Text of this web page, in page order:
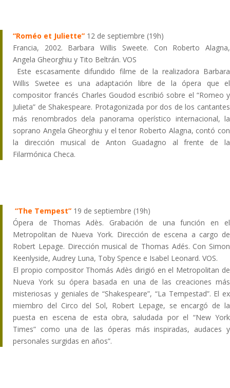
“Roméo et Juliette” 12 de septiembre (19h)
Francia, 2002. Barbara Willis Sweete. Con Roberto Alagna,
Angela Gheorghiu y Tito Beltrán. VOS
Este escasamente difundido filme de la realizadora Barbara
Willis Swetee es una adaptación libre de la ópera que el
compositor francés Charles Goudod escribió sobre el “Romeo y
Julieta” de Shakespeare. Protagonizada por dos de los cantantes
más renombrados dela panorama operístico internacional, la
soprano Angela Gheorghiu y el tenor Roberto Alagna, contó con
la dirección musical de Anton Guadagno al frente de la
Filarmónica Checa.
“The Tempest” 19 de septiembre (19h)
Ópera de Thomas Adès. Grabación de una función en el
Metropolitan de Nueva York. Dirección de escena a cargo de
Robert Lepage. Dirección musical de Thomas Adés. Con Simon
Keenlyside, Audrey Luna, Toby Spence e Isabel Leonard. VOS.
El propio compositor Thomás Adès dirigió en el Metropolitan de
Nueva York su ópera basada en una de las creaciones más
misteriosas y geniales de “Shakespeare”, “La Tempestad”. El ex
miembro del Circo del Sol, Robert Lepage, se encargó de la
puesta en escena de esta obra, saludada por el “New York
Times” como una de las óperas más inspiradas, audaces y
personales surgidas en años”.